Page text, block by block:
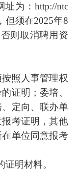
址为：http://ntc
但须在2025年8
则取消聘用资
照人事管理权
证明；委培、
定向、联办单
考证明，其他
单位同意报考
证明材料。